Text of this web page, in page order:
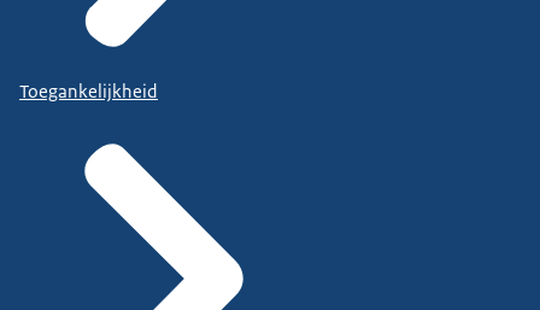
Toegankelijkheid